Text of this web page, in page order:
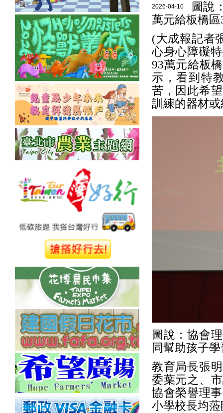
2026-04-10
圖說
萬元給板橋
(大成報記者
心身心障礙
93萬元給板
示，看到特
苦，因此希
訓練的器材
圖說：協會
同幫助孩子
教育局長張
委葉元之、
協會榮譽理
小學校長均